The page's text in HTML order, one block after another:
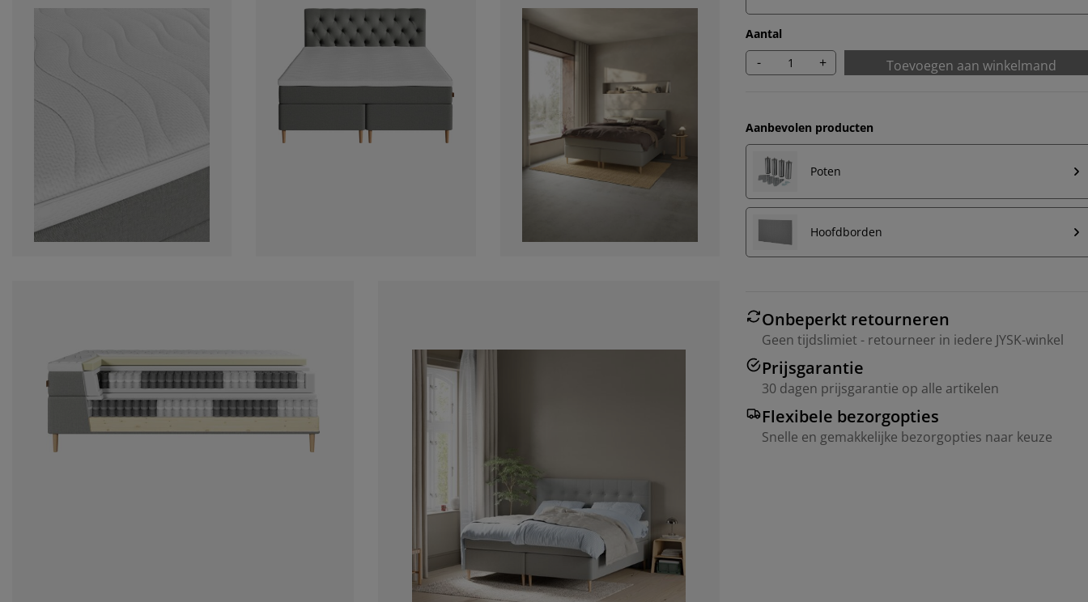
Aantal
- + Toevoegen aan winkelmand
Aanbevolen producten
Poten
Hoofdborden
Onbeperkt retourneren
Geen tijdslimiet - retourneer in iedere JYSK-winkel
Prijsgarantie
30 dagen prijsgarantie op alle artikelen
Flexibele bezorgopties
Snelle en gemakkelijke bezorgopties naar keuze